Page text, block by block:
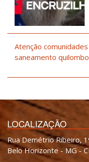
Atenção
saneamento
LOCALIZAÇÃO
Rua Demétrio Ribeiro,
Belo Horizonte - MG -